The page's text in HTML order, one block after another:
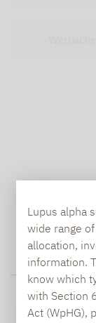
Lupus alpha
wide range
allocation,
information.
know which
with Section
Act (WpHG),